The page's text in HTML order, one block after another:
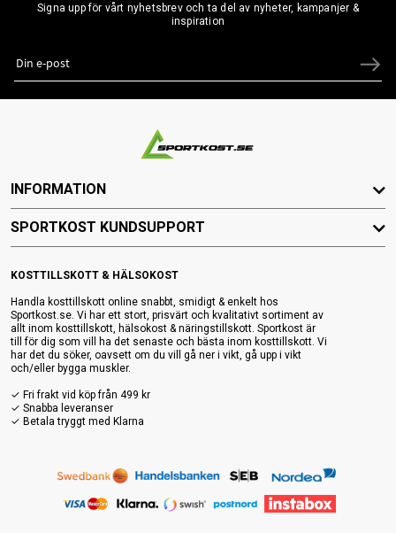
Signa upp för vårt nyhetsbrev och ta del av nyheter, kampanjer &
inspiration
KOSTTILLSKOTT & HÄLSOKOST
Handla kosttillskott online snabbt, smidigt & enkelt hos
Sportkost.se. Vi har ett stort, prisvärt och kvalitativt sortiment av
allt inom kosttillskott, hälsokost & näringstillskott. Sportkost är
till för dig som vill ha det senaste och bästa inom kosttillskott. Vi
har det du söker, oavsett om du vill gå ner i vikt, gå upp i vikt
och/eller bygga muskler.
✓ Fri frakt vid köp från 499 kr
✓ Snabba leveranser
✓ Betala tryggt med Klarna
INFORMATION
SPORTKOST KUNDSUPPORT